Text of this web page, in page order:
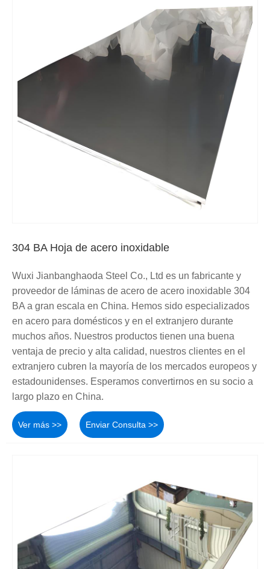
304 BA Hoja de acero inoxidable
Wuxi Jianbanghaoda Steel Co., Ltd es un fabricante y
proveedor de láminas de acero de acero inoxidable 304
BA a gran escala en China. Hemos sido especializados
en acero para domésticos y en el extranjero durante
muchos años. Nuestros productos tienen una buena
ventaja de precio y alta calidad, nuestros clientes en el
extranjero cubren la mayoría de los mercados europeos y
estadounidenses. Esperamos convertirnos en su socio a
largo plazo en China.
Ver más >> Enviar Consulta >>